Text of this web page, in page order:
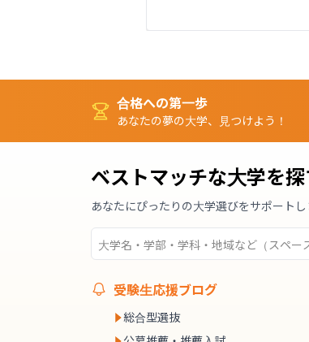
合格への第一歩
あなたの夢の大学、見つけよう！
ベストマッチな大学を
あなたにぴったりの大学選びをサポートし
受験生応援ブログ
総合型選抜